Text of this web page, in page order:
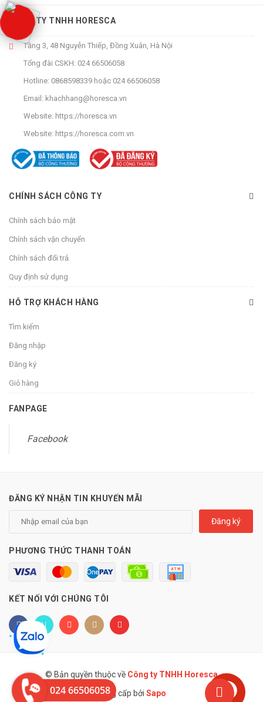
CÔNG TY TNHH HORESCA
Tầng 3, 48 Nguyễn Thiếp, Đồng Xuân, Hà Nội
Tổng đài CSKH: 024 66506058
Hotline: 0868598339 hoặc 024 66506058
Email: khachhang@horesca.vn
Website: https://horesca.vn
Website: https://horesca.com.vn
CHÍNH SÁCH CÔNG TY
Chính sách bảo mật
Chính sách vận chuyển
Chính sách đổi trả
Quy định sử dụng
HỖ TRỢ KHÁCH HÀNG
Tìm kiếm
Đăng nhập
Đăng ký
Giỏ hàng
FANPAGE
Facebook
ĐĂNG KÝ NHẬN TIN KHUYẾN MÃI
Đăng ký
PHƯƠNG THỨC THANH TOÁN
KẾT NỐI VỚI CHÚNG TÔI
© Bản quyền thuộc về Công ty TNHH Horesca
Cung cấp bởi Sapo
024 66506058